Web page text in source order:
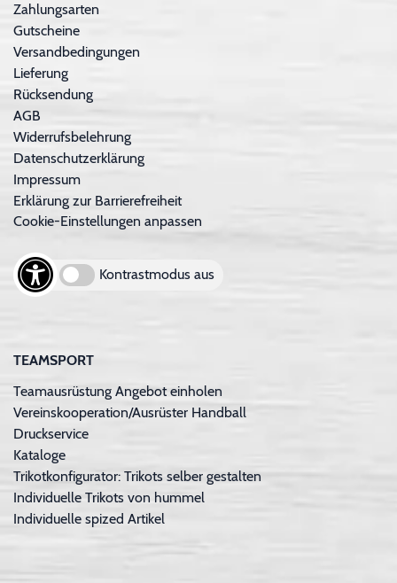
Zahlungsarten
Gutscheine
Versandbedingungen
Lieferung
Rücksendung
AGB
Widerrufsbelehrung
Datenschutzerklärung
Impressum
Erklärung zur Barrierefreiheit
Cookie-Einstellungen anpassen
Kontrastmodus aus
TEAMSPORT
Teamausrüstung Angebot einholen
Vereinskooperation/Ausrüster Handball
Druckservice
Kataloge
Trikotkonfigurator: Trikots selber gestalten
Individuelle Trikots von hummel
Individuelle spized Artikel